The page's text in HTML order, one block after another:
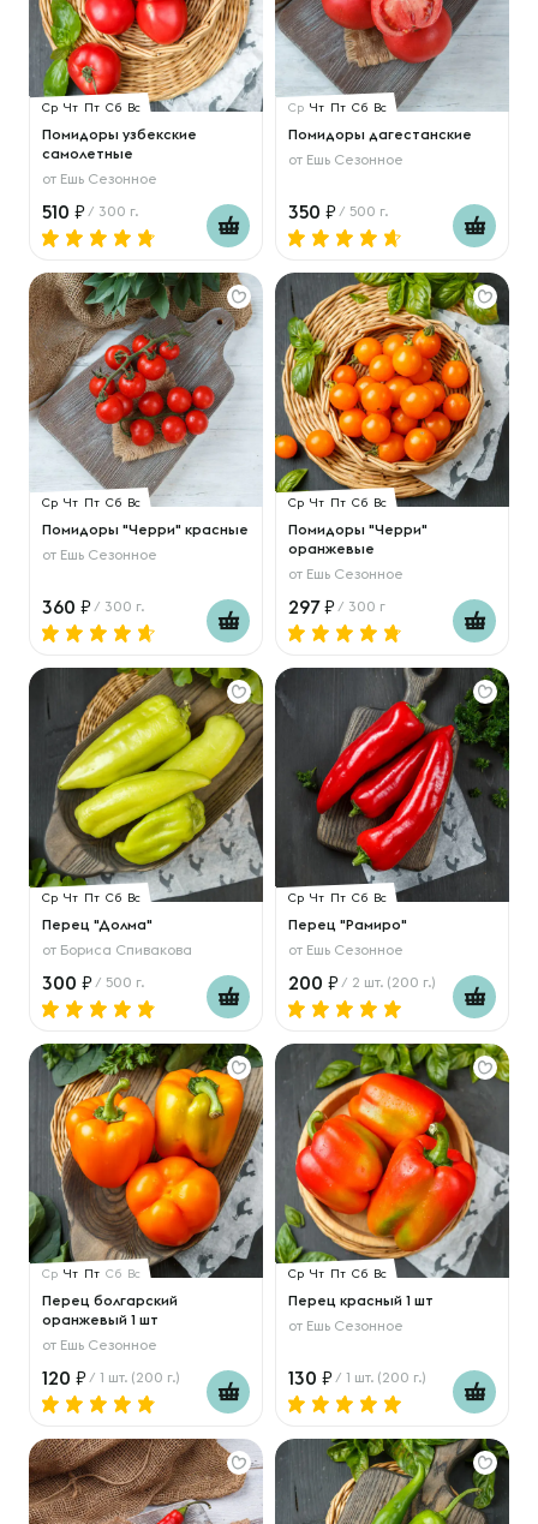
Ср Чт Пт Сб Вс
Помидоры узбекские
самолетные
от Ешь Сезонное
510 / 300 г.
Ср Чт Пт Сб Вс
Помидоры дагестанские
от Ешь Сезонное
350 / 500 г.
Ср Чт Пт Сб Вс
Помидоры "Черри" красные
от Ешь Сезонное
360 / 300 г.
Ср Чт Пт Сб Вс
Помидоры "Черри"
оранжевые
от Ешь Сезонное
297 / 300 г
Ср Чт Пт Сб Вс
Перец "Долма"
от Бориса Спивакова
300 / 500 г.
Ср Чт Пт Сб Вс
Перец "Рамиро"
от Ешь Сезонное
200 / 2 шт. (200 г.)
Ср Чт Пт Сб Вс
Перец болгарский
оранжевый 1 шт
от Ешь Сезонное
120 / 1 шт. (200 г.)
Ср Чт Пт Сб Вс
Перец красный 1 шт
от Ешь Сезонное
130 / 1 шт. (200 г.)